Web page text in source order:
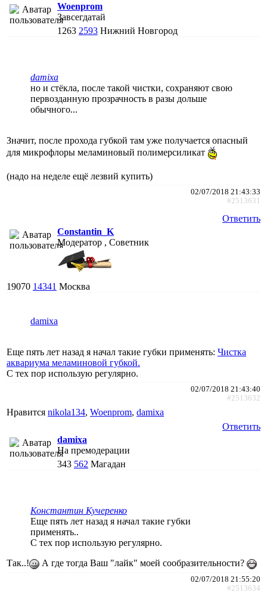
Woenprom
Завсегдатай
1263 2593 Нижний Новгород
damixa
но и стёкла, после такой чистки, сохраняют свою
первозданную прозрачность в разы дольше
обычного...
Значит, после прохода губкой там уже получается опасный
для микрофлоры меламиновый полимерсиликат
(надо на неделе ещё лезвий купить)
02/07/2018 21:43:33
#2513631
Ответить
Constantin_K
Модератор , Советник
19070 14341 Москва
damixa
Еще пять лет назад я начал такие губки применять: Чистка
аквариума меламиновой губкой.
С тех пор использую регулярно.
02/07/2018 21:43:40
#2513632
Нравится nikola134, Woenprom, damixa
Ответить
damixa
На премодерации
343 562 Магадан
Константин Кучеренко
Еще пять лет назад я начал такие губки
применять..
С тех пор использую регулярно.
Так..!
А где тогда Ваш "лайк" моей сообразительности?
02/07/2018 21:55:20
#2513634